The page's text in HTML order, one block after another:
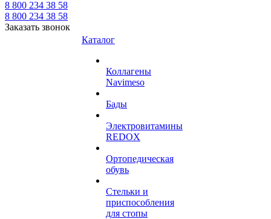
8 800 234 38 58
8 800 234 38 58
Заказать звонок
Каталог
Коллагены
Navimeso
Бады
Электровитамины
REDOX
Ортопедическая
обувь
Стельки и
приспособления
для стопы